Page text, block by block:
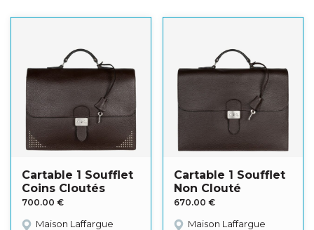
Cartable 1 Soufflet
Coins Cloutés
700.00 €
Maison Laffargue
Cartable 1 Soufflet
Non Clouté
670.00€
Maison Laffargue